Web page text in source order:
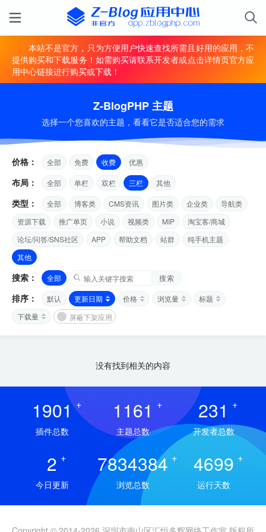
本站不是官方，只为方便用户快速查找所需且好用的应用，不
提供购买和下载服务！如需购买请联系开发者或点击详情页官方应
用中心链接进行购买或下载！
Z-BlogPHP 主题
选择一个您喜欢的主题，看看它是否适合您的需求
价格： 全部 免费 收费 优惠
布局： 全部 单栏 双栏 三栏 其他
类型： 全部 博客类 CMS资讯 图片类 企业类
导航类
资源下载
推广单页 小说 视频类 MIP
淘宝客/商城
论坛/问答/SNS社区
APP 帮助文档 站群
纯手机主题
其他
搜索： 全部 搜索
排序： 默认 更新日期 价格 浏览量
标题
下载量
屏蔽下架应用
没有找到相关的内容
1901 +
插件总数
1161 +
主题总数
231 +
开发者总数
2 +
今日更新
7834384 +
浏览总数
4699 +
运行天数